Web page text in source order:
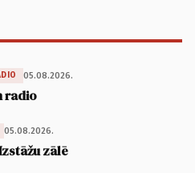
05.08.2026.
radio
05.08.2026.
zālē